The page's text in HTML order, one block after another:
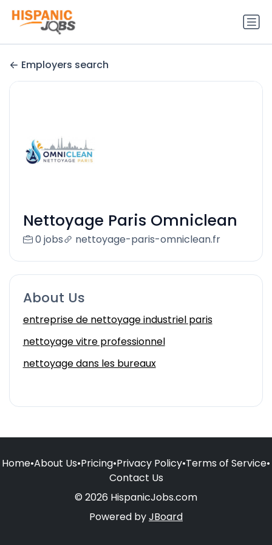
Employers search
Nettoyage Paris Omniclean
0 jobs nettoyage-paris-omniclean.fr
About Us
entreprise de nettoyage industriel paris
nettoyage vitre professionnel
nettoyage dans les bureaux
Home•About Us•Pricing•Privacy Policy•Terms of Service•
Contact Us
© 2026 HispanicJobs.com
Powered byJBoard